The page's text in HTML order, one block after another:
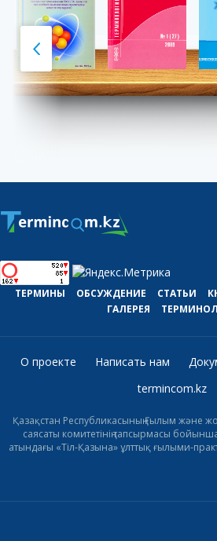
ТЕРМИНЫ ОБСУЖДЕНИЕ СТАТЬИ
ГАЛЕРЕЯ
О проекте Написать нам
termincom.kz
Қазақстан Республикасының Ғылым және
саясаты комитетінің тапсырмасы
атындағы «Тіл-Қазына» ұлттық ғылыми-